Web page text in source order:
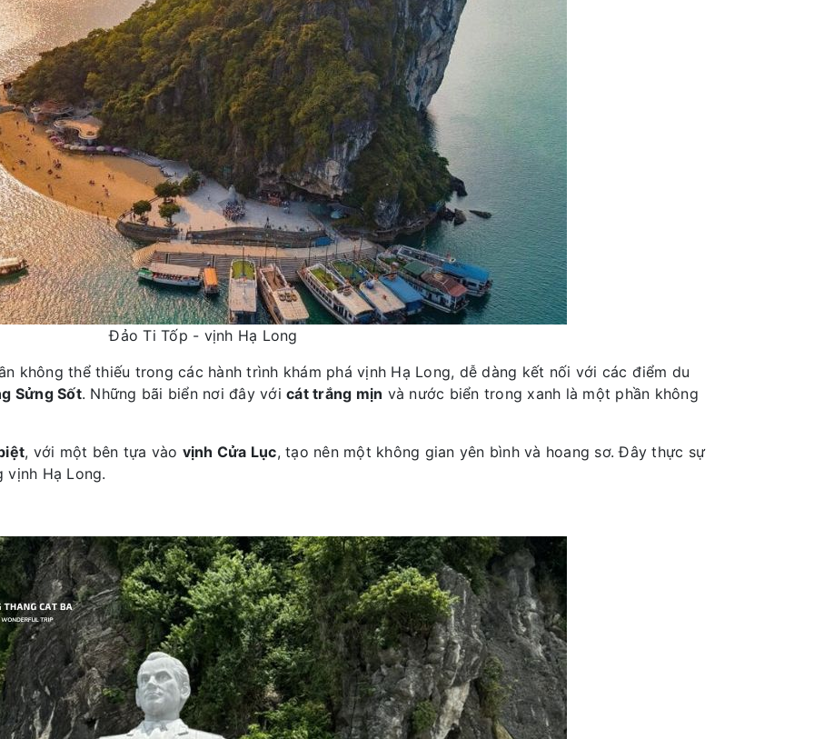
Đảo Ti Tốp - vịnh Hạ Long
không thể thiếu trong các hành trình khám phá vịnh Hạ Long, dễ dàng kết nối với các điểm du
Sửng Sốt. Những bãi biển nơi đây với cát trắng mịn và nước biển trong xanh là một phần không
, với một bên tựa vào vịnh Cửa Lục, tạo nên một không gian yên bình và hoang sơ. Đây thực sự
Hạ Long.